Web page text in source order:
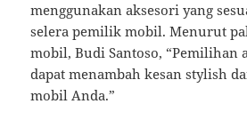
menggunakan aksesori yang
selera pemilik mobil. Menurut
mobil, Budi Santoso, “Pemilihan
dapat menambah kesan stylish
mobil Anda.”